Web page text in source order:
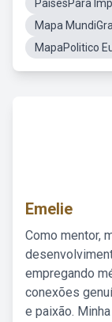
PaisesPara
Mapa
MapaPolitico
Emelie
Como mentor,
empregando
conexões
e paixão.